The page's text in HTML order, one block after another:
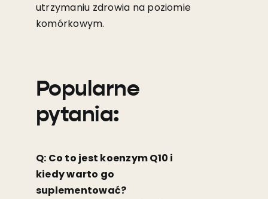
utrzymaniu zdrowia na poziomie
komórkowym.
Popularne
pytania:
Q: Co to jest koenzym Q10 i
kiedy warto go
suplementować?